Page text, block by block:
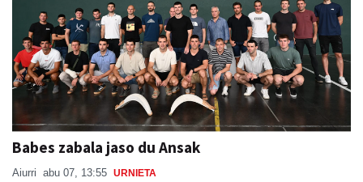
Babes zabala jaso du Ansak
Aiurri abu 07, 13:55 URNIETA